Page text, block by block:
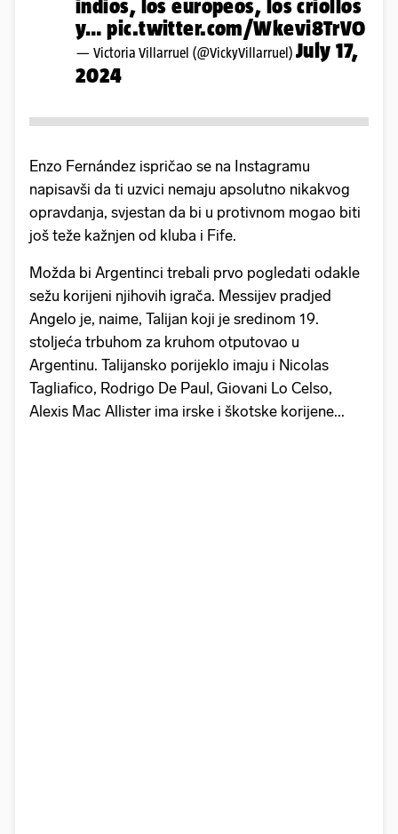
indios, los europeos, los criollos
y…pic.twitter.com/Wkevi8TrVO
— Victoria Villarruel (@VickyVillarruel) July 17,
2024
Enzo Fernández ispričao se na Instagramu
napisavši da ti uzvici nemaju apsolutno nikakvog
opravdanja, svjestan da bi u protivnom mogao biti
još teže kažnjen od kluba i Fife.
Možda bi Argentinci trebali prvo pogledati odakle
sežu korijeni njihovih igrača. Messijev pradjed
Angelo je, naime, Talijan koji je sredinom 19.
stoljeća trbuhom za kruhom otputovao u
Argentinu. Talijansko porijeklo imaju i Nicolas
Tagliafico, Rodrigo De Paul, Giovani Lo Celso,
Alexis Mac Allister ima irske i škotske korijene...